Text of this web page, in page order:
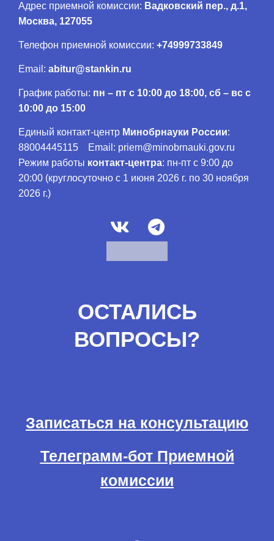
Адрес приемной комиссии: Вадковский пер., д.1,
Москва, 127055
Телефон приемной комиссии: +74999733849
Email: abitur@stankin.ru
График работы: пн – пт с 10:00 до 18:00, сб – вс с
10:00 до 15:00
Единый контакт-центр Минобрнауки России:
88004445115 Email: priem@minobrnauki.gov.ru
Режим работы контакт-центра: пн-пт с 9:00 до
20:00 (круглосуточно с 1 июня 2026 г. по 30 ноября
2026 г.)
ОСТАЛИСЬ
ВОПРОСЫ?
Записаться на консультацию
Телеграмм-бот Приемной
комиссии